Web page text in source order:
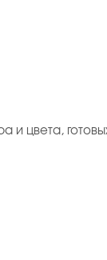
и цвета,